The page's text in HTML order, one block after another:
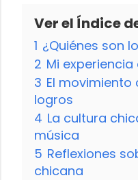
Ver el Índice
1 ¿Quiénes son
2 Mi
3 El movimiento
logros
4 La cultura
música
5 Reflexiones
chicana